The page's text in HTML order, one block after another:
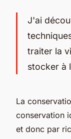
J'ai
traiter la
stocker à
La
conservation
et donc par